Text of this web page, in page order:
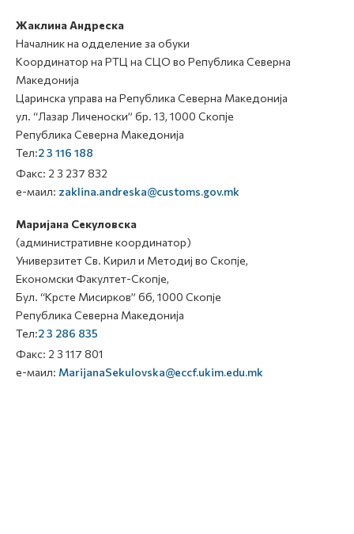
Жаклина Андреска
Началник на одделение за обуки
Координатор на РТЦ на СЦО во Република Северна
Македонија
Царинска управа на Република Северна Македонија
ул. “Лазар Личеноски” бр. 13, 1000 Скопје
Република Северна Македонија
Тел:2 3 116 188
Факс: 2 3 237 832
е-маил: zaklina.andreska@customs.gov.mk
Маријана Секуловска
(административне координатор)
Универзитет Св. Кирил и Методиј во Скопје,
Економски Факултет-Скопје,
Бул. “Крсте Мисирков” бб, 1000 Скопје
Република Северна Македонија
Тел:2 3 286 835
Факс: 2 3 117 801
е-маил: MarijanaSekulovska@eccf.ukim.edu.mk